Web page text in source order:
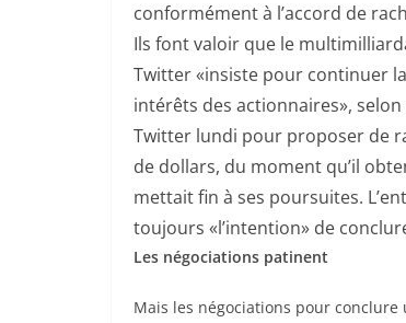
conformément à l’accord de
Ils font valoir que le
Twitter «insiste pour continuer
intérêts des actionnaires»,
Twitter lundi pour proposer de
de dollars, du moment qu’il
mettait fin à ses poursuites.
toujours «l’intention» de
Les négociations patinent
Mais les négociations pour